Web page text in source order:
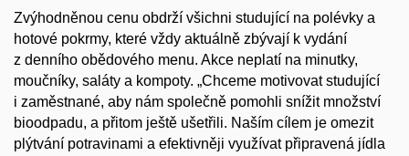
Zvýhodněnou cenu obdrží všichni studující na polévky a
hotové pokrmy, které vždy aktuálně zbývají k vydání
z denního obědového menu. Akce neplatí na minutky,
moučníky, saláty a kompoty. „Chceme motivovat studující
i zaměstnané, aby nám společně pomohli snížit množství
bioodpadu, a přitom ještě ušetřili. Naším cílem je omezit
plýtvání potravinami a efektivněji využívat připravená jídla